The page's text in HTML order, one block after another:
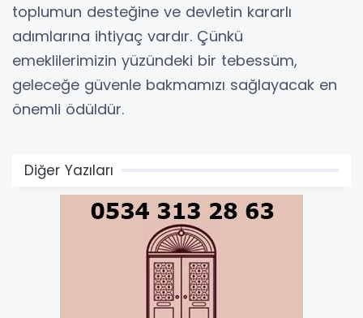
toplumun desteğine ve devletin kararlı
adımlarına ihtiyaç vardır. Çünkü
emeklilerimizin yüzündeki bir tebessüm,
geleceğe güvenle bakmamızı sağlayacak en
önemli ödüldür.
Diğer Yazıları